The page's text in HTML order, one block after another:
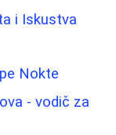
i Iskustva
Nokte
- vodič za